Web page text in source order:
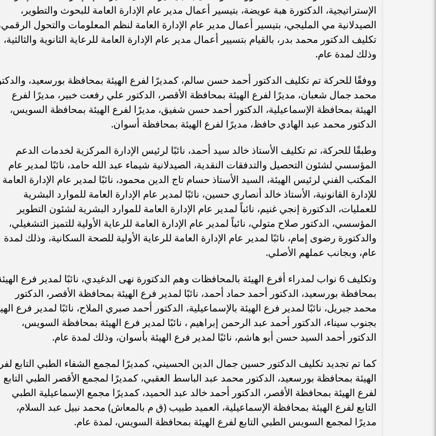
الإستراتيجية، الدكتورة هبة عويضة، بتيسير أعمال مدير عام الإدارة العامة للبحوث والتطوير،
الصيدلانية مي المليجي، بتيسير أعمال مدير عام الإدارة العامة لنظم المعلومات والتحول
تكليف الدكتور محمد بدر، بالقيام بتسيير أعمال مدير عام الإدارة العامة للرعاية الثانوية والثالثية،
وذلك لمدة عام.
ووفقًا للحركة تم تكليف الدكتور أحمد حسن سالم، كمديرًا لفرع الهيئة بمحافظة بورسعيد،
محمد جمال شعبان، مديرًا لفرع الهيئة بمحافظة الأقصر، الدكتور علي رفعت خبير، مديرًا لفرع
الهيئة بمحافظة الإسماعيلية، الدكتور أحمد حسن شفيق، مديرًا لفرع الهيئة بمحافظة السويس،
الدكتور محمد عبد الهادي حافظ، مديرًا لفرع الهيئة بمحافظة أسوان.
وطبقًا للحركة، تم تكليف الأستاذ خالد سيد أحمد، نائبًا لرئيس الإدارة المركزية لخدمات الدعم
المؤسسي لشئون التحصيل والتدفقات النقدية، الصيدلانية شيماء عبد الله حامد، نائبًا لمدير عام
المكتب الفني لرئيس الهيئة، السيد الأستاذ حسام تاج الدين محمود، نائبًا لمدير عام الإدارة العامة
للإدارة القانونية، الأستاذ خالد أنصاري حسين، نائبًا لمدير عام الإدارة العامة للموارد البشرية
للعمليات، الدكتورة إنجي غنيم، نائباً لمدير عام الإدارة العامة للموارد البشرية لشئون التطوير
المؤسسي، الدكتور صلاح متولي، نائباً لمدير عام الإدارة العامة للرعاية الأولية للتميز التشغيلي،
والدكتورة رضوى إمام، نائبًا لمدير عام الإدارة العامة للرعاية الأولية للصحة السكانية، وذلك لمدة
عام، وبجانب عملهم الأصلي.
وتكليف 6 نواب لمدراء أفرع الهيئة بالمحافظات وهم الدكتورة نهى الدغيدي، نائبًا لمدير فرع
بمحافظة بورسعيد، الدكتور أحمد حماد أحمد، نائبًا لمدير فرع الهيئة بمحافظة الأقصر، الدكتور
محمد جبريل، نائبًا لمدير فرع الهيئة بالإسماعيلية، الدكتور أحمد صبري الملاح، نائبًا لمدير فرع
بجنوب سيناء، الدكتور أحمد عبد الرحمن إبراهيم ، نائبًا لمدير فرع الهيئة بمحافظة السويس،
الدكتور أحمد السيد حسن أبو هاشم، نائبًا لمدير فرع الهيئة بأسوان، وذلك لمدة عام.
كما تم تجديد تكليف الدكتور حسين جمال الدين الحسيني، كمديرًا لمجمع الشفاء الطبي التابع
الهيئة بمحافظة بورسعيد، الدكتور محمد عبد الباسط العقبي، كمديرًا لمجمع الأقصر الطبي التابع
لفرع الهيئة بمحافظة الأقصر، الدكتور أحمد خالد عبد الحميد، كمديرًا مجمع الإسماعيلية الطبي
التابع لفرع الهيئة بمحافظة الإسماعيلية، العميد طبيب (ق م بالمعاش) محمد نبيل عبد السلام،
مديرًا لمجمع السويس الطبي التابع لفرع الهيئة بمحافظة السويس، لمدة عام.